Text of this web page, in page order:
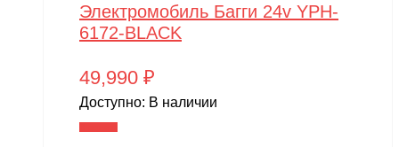
Электромобиль Багги 24v YPH-
6172-BLACK
49,990 ₽
Доступно: В наличии